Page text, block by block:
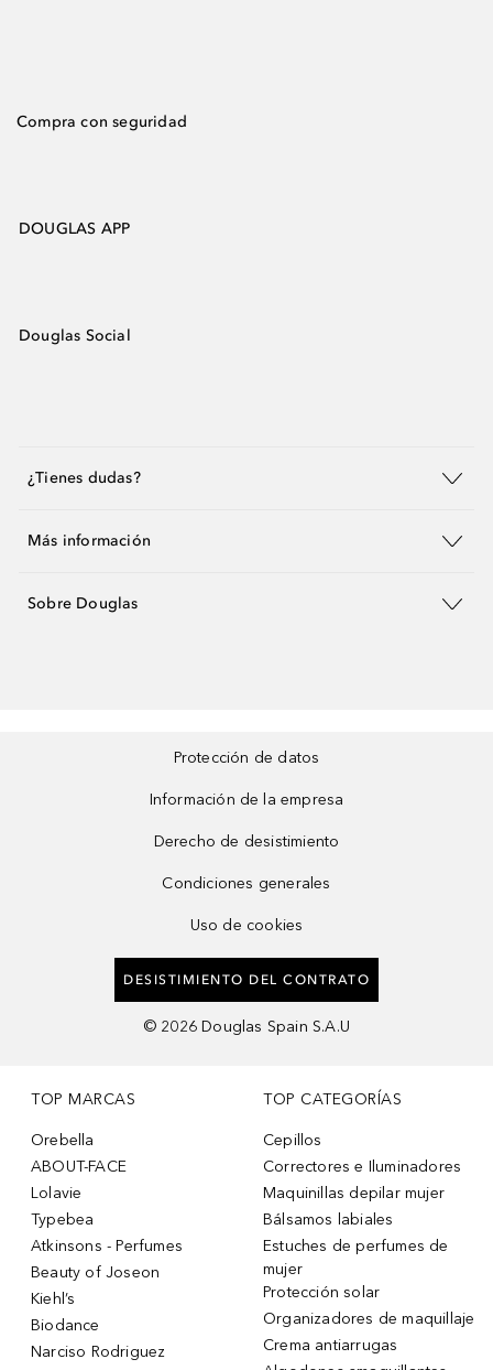
Compra con seguridad
DOUGLAS APP
Douglas Social
¿Tienes dudas?
Más información
Sobre Douglas
Protección de datos
Información de la empresa
Derecho de desistimiento
Condiciones generales
Uso de cookies
DESISTIMIENTO DEL CONTRATO
© 2026 Douglas Spain S.A.U
TOP MARCAS
Orebella
ABOUT-FACE
Lolavie
Typebea
Atkinsons - Perfumes
Beauty of Joseon
Kiehl’s
Biodance
Narciso Rodriguez
TOP CATEGORÍAS
Cepillos
Correctores e Iluminadores
Maquinillas depilar mujer
Bálsamos labiales
Estuches de perfumes de
mujer
Protección solar
Organizadores de maquillaje
Crema antiarrugas